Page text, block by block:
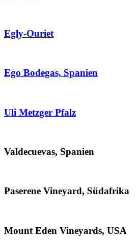
Egly-Ouriet
Ego Bodegas, Spanien
Uli Metzger Pfalz
Valdecuevas, Spanien
Paserene Vineyard, Südafrika
Mount Eden Vineyards, USA